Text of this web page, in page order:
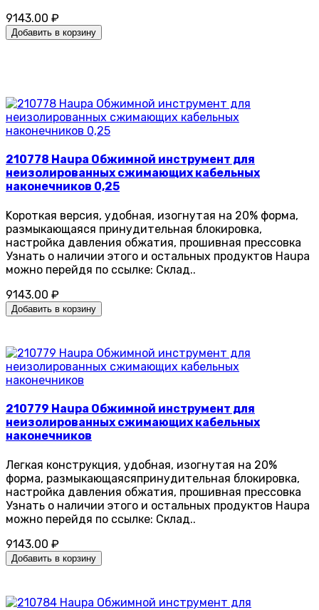
9143.00 ₽
Добавить в корзину
210778 Haupa Обжимной инструмент для
неизолированных сжимающих кабельных
наконечников 0,25
Kороткая версия, удобная, изогнутая на 20% форма,
размыкающаяся принудительная блокировка,
настройка давления обжатия, прошивная прессовка
Узнать о наличии этого и остальных продуктов Haupa
можно перейдя по ссылке: Склад..
9143.00 ₽
Добавить в корзину
210779 Haupa Обжимной инструмент для
неизолированных сжимающих кабельных
наконечников
Легкая конструкция, удобная, изогнутая на 20%
форма, размыкающаясяпринудительная блокировка,
настройка давления обжатия, прошивная прессовка
Узнать о наличии этого и остальных продуктов Haupa
можно перейдя по ссылке: Склад..
9143.00 ₽
Добавить в корзину